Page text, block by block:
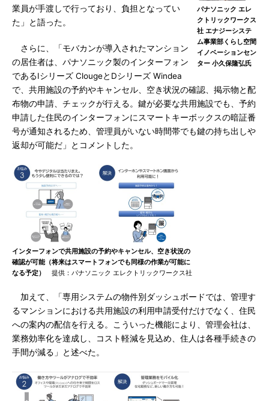
パナソニック エレ
クトリックワークス
社 エナジーシステ
ム事業部くらし空間
イノベーションセン
ター 小久保隆弘氏
業員が手渡しで行っており、負担となってい
た」と語った。
さらに、「モバカンが導入されたマンション
の居住者は、パナソニック製のインターフォン
であるIシリーズ ClougeとDシリーズ Windea
で、共用施設の予約やキャンセル、空き状況の確認、掲示物と配
布物の申請、チェックが行える。鍵が必要な共用施設でも、予約
申請した住民のインターフォンにスマートキーボックスの暗証番
号が通知されるため、管理員がいない時間帯でも鍵の持ち出しや
返却が可能だ」とコメントした。
インターフォンで共用施設の予約やキャンセル、空き状況の
確認が可能（将来はスマートフォンでも同様の作業が可能に
なる予定）
提供：パナソニック エレクトリックワークス社
加えて、「専用システムの物件別ダッシュボードでは、管理す
るマンションにおける共用施設の利用申請受付だけでなく、住民
への案内の配信を行える。こういった機能により、管理会社は、
業務効率化を達成し、コスト軽減を見込め、住人は各種手続きの
手間が減る」と述べた。